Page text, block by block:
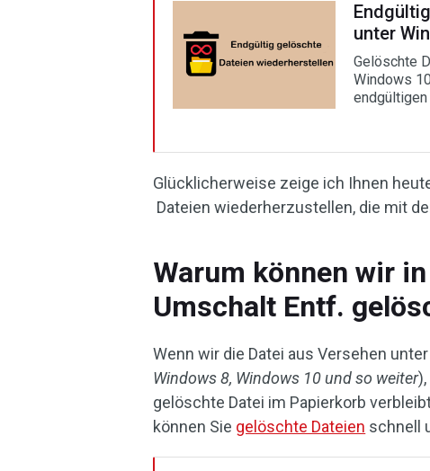
unter
Gelöschte
Windows
endgültigen
Glücklicherweise zeige ich Ihnen
Dateien wiederherzustellen, die mit
Warum können wir
Umschalt Entf.
Wenn wir die Datei aus Versehen
Windows 8, Windows 10 und so weiter
gelöschte Datei im Papierkorb
können Sie gelöschte Dateien schnell